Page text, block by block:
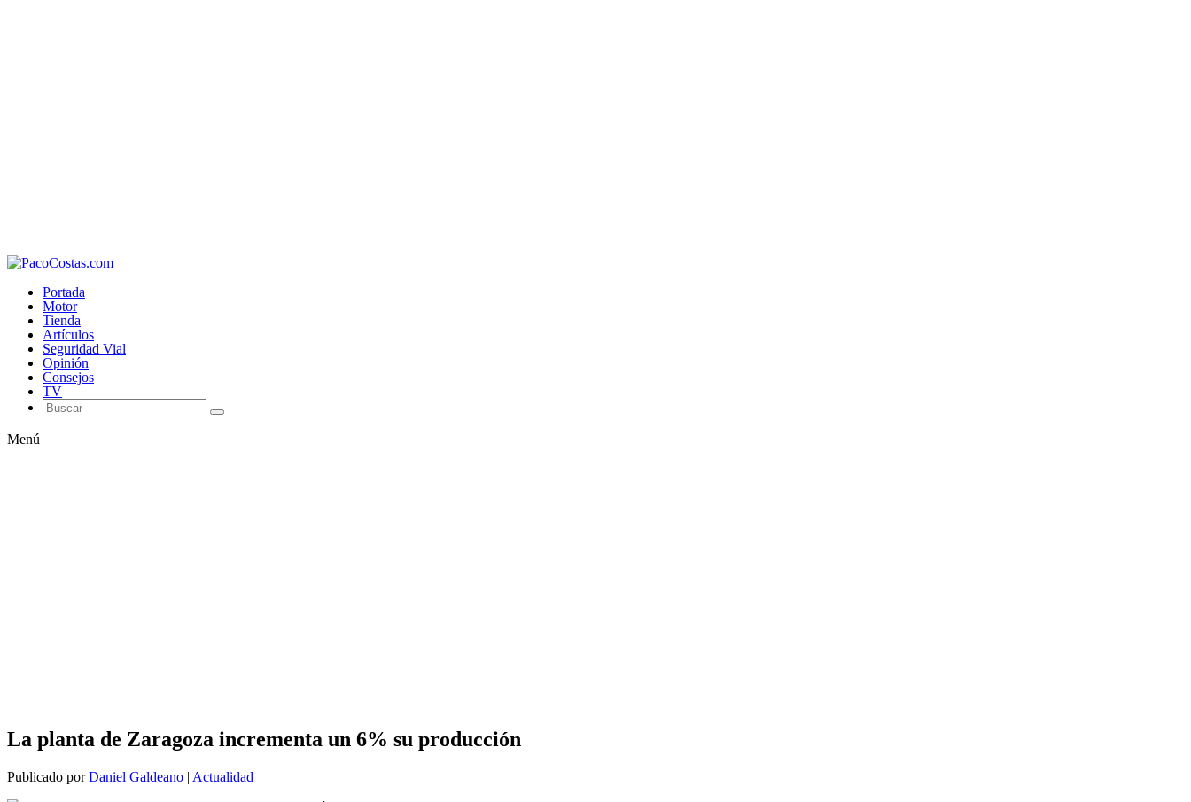
Portada
Motor
Tienda
Artículos
Seguridad Vial
Opinión
Consejos
TV
Menú
La planta de Zaragoza incrementa un 6% su producción
Publicado porDaniel Galdeano | Actualidad